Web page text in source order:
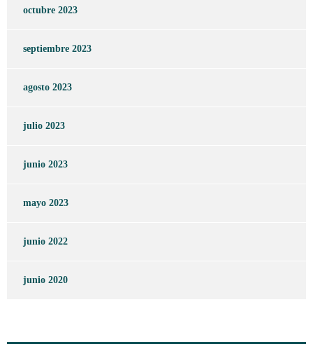
octubre 2023
septiembre 2023
agosto 2023
julio 2023
junio 2023
mayo 2023
junio 2022
junio 2020